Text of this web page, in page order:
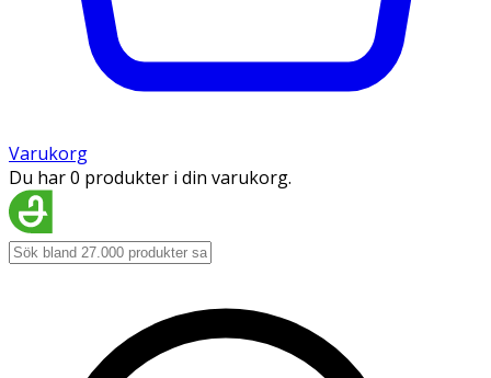
Varukorg
Du har 0 produkter i din varukorg.